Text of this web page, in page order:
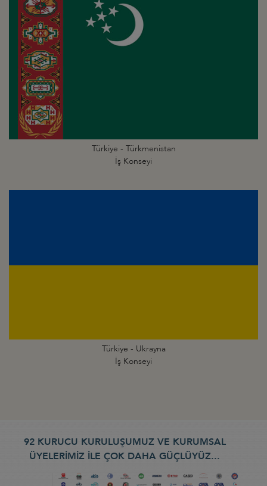
Türkiye - Türkmenistan
İş Konseyi
Türkiye - Ukrayna
İş Konseyi
92 KURUCU KURULUŞUMUZ VE KURUMSAL
ÜYELERİMİZ İLE ÇOK DAHA GÜÇLÜYÜZ...